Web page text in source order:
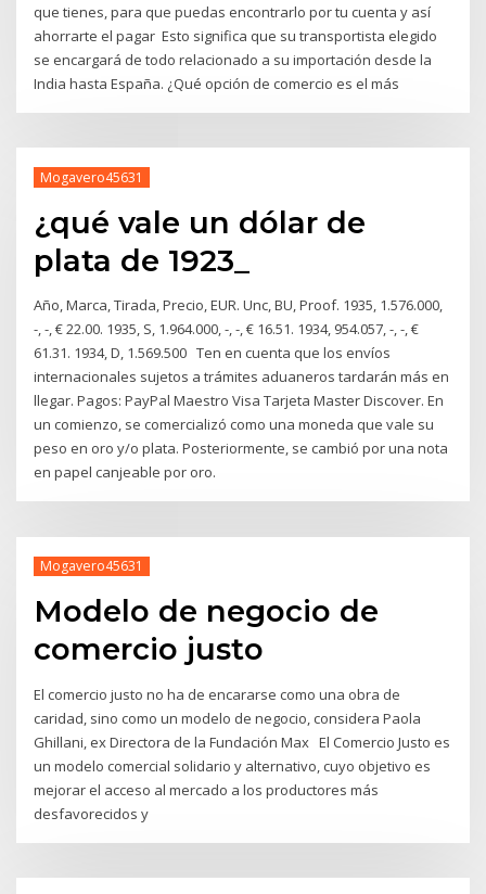
que tienes, para que puedas encontrarlo por tu cuenta y así
ahorrarte el pagar Esto significa que su transportista elegido
se encargará de todo relacionado a su importación desde la
India hasta España. ¿Qué opción de comercio es el más
Mogavero45631
¿qué vale un dólar de
plata de 1923_
Año, Marca, Tirada, Precio, EUR. Unc, BU, Proof. 1935, 1.576.000,
-, -, € 22.00. 1935, S, 1.964.000, -, -, € 16.51. 1934, 954.057, -, -, €
61.31. 1934, D, 1.569.500 Ten en cuenta que los envíos
internacionales sujetos a trámites aduaneros tardarán más en
llegar. Pagos: PayPal Maestro Visa Tarjeta Master Discover. En
un comienzo, se comercializó como una moneda que vale su
peso en oro y/o plata. Posteriormente, se cambió por una nota
en papel canjeable por oro.
Mogavero45631
Modelo de negocio de
comercio justo
El comercio justo no ha de encararse como una obra de
caridad, sino como un modelo de negocio, considera Paola
Ghillani, ex Directora de la Fundación Max El Comercio Justo es
un modelo comercial solidario y alternativo, cuyo objetivo es
mejorar el acceso al mercado a los productores más
desfavorecidos y